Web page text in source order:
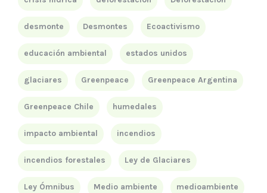
desmonte Desmontes Ecoactivismo
educación ambiental estados unidos
glaciares Greenpeace Greenpeace Argentina
Greenpeace Chile humedales
impacto ambiental incendios
incendios forestales Ley de Glaciares
Ley Ómnibus Medio ambiente medioambiente